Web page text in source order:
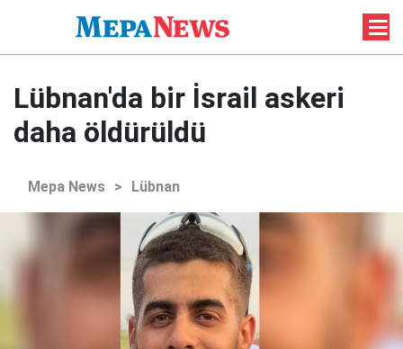
Lübnan'da bir İsrail askeri
daha öldürüldü
Mepa News > Lübnan